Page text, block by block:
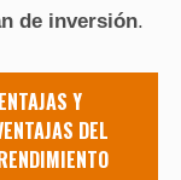
de inversión.
Y
DEL